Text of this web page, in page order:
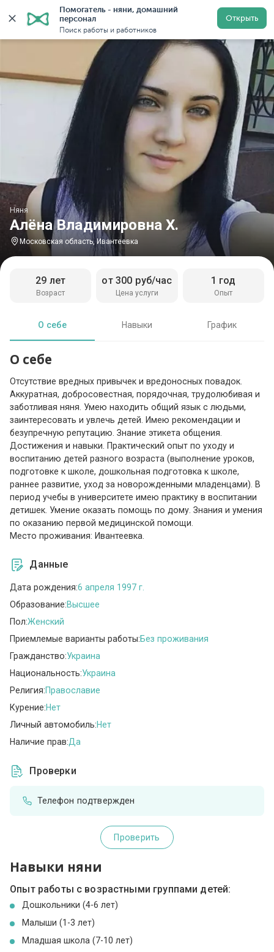
Помогатель - няни, домашний
персонал
Поиск работы и работников
Открыть
Главная Няни Няни в Московской области Няни
Алёна Владимировна Х.
Няня
Московская область, Ивантеевка
Возраст
29 лет
Цена услуги
от 300 руб/час
Опыт
1 год
О себе Навыки График
О себе
Отсутствие вредных привычек и вредоносных повадок.
Аккуратная, добросовестная, порядочная, трудолюбивая и
заботливая няня. Умею находить общий язык с людьми,
заинтересовать и увлечь детей. Имею рекомендации и
безупречную репутацию. Знание этикета общения.
Достижения и навыки. Практический опыт по уходу и
воспитанию детей разного возраста (выполнение уроков,
подготовке к школе, дошкольная подготовка к школе,
раннее развитие, уход за новорожденными младенцами). В
период учебы в университете имею практику в воспитании
детишек. Умение оказать помощь по дому. Знания и умения
по оказанию первой медицинской помощи.
Место проживания: Ивантеевка.
Данные
Дата рождения:6 апреля 1997 г.
Образование:Высшее
Пол:Женский
Приемлемые варианты работы:Без проживания
Гражданство:Украина
Национальность:Украина
Религия:Православие
Курение:Нет
Личный автомобиль:Нет
Наличие прав:Да
Проверки
Телефон подтвержден
Проверить
Навыки няни
Опыт работы с возрастными группами детей:
Дошкольники (4-6 лет)
Малыши (1-3 лет)
Младшая школа (7-10 лет)